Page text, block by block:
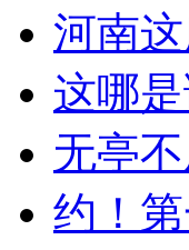
河南
这哪
无亭
约！